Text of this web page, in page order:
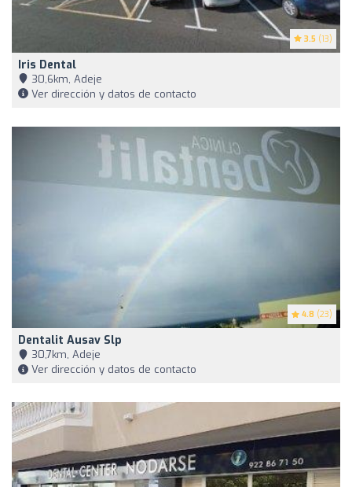
3.5 (13)
Iris Dental
30,6km, Adeje
Ver dirección y datos de contacto
4.8 (23)
Dentalit Ausav Slp
30,7km, Adeje
Ver dirección y datos de contacto